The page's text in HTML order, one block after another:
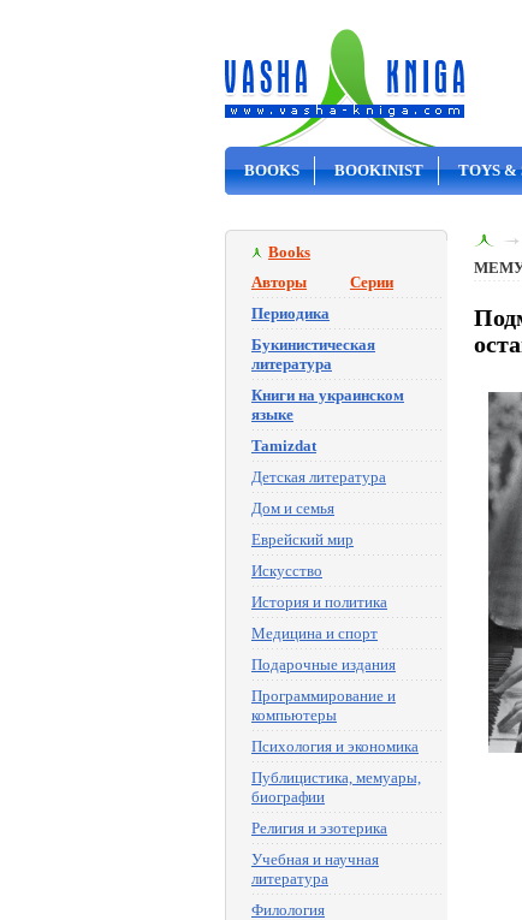
BOOKS BOOKINIST TOYS &
Books
Авторы
Серии
Периодика
Букинистическая
литература
Книги на украинском
языке
Tamizdat
Детская литература
Дом и семья
Еврейский мир
Искусство
История и политика
Медицина и спорт
Подарочные издания
Программирование и
компьютеры
Психология и экономика
Публицистика, мемуары,
биографии
Религия и эзотерика
Учебная и научная
литература
Филология